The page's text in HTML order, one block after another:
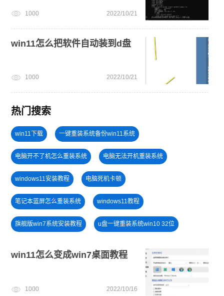
1000 2022/10/21
win11怎么把软件自动装到d盘
1000 2022/10/21
热门搜索
win11下载 一键重装系统备份win11系统
电脑开不了机怎么重装系统 电脑无法开机重装系统
windows11安装教程 电脑死机卡顿
笔记本蓝屏怎么重装系统 windows11教程
旗舰版win7系统安装教程 u盘一键重装系统win10 32位
win7系统安装教程 win10系统重装 安装系统win7
win11怎么变成win7桌面教程
1000 2022/10/16